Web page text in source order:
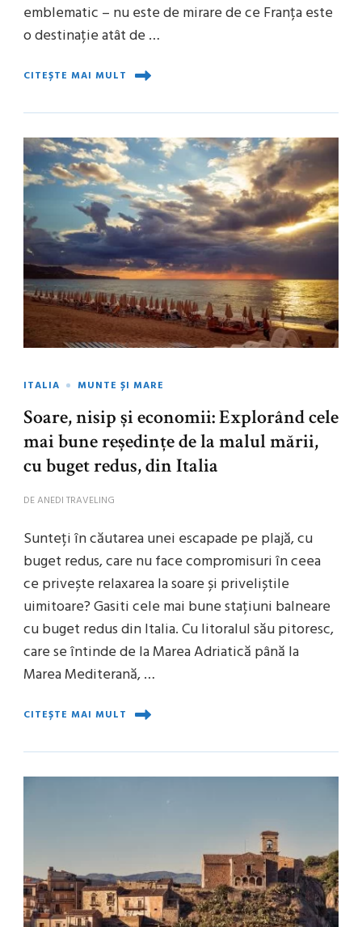
emblematic – nu este de mirare de ce Franța este
o destinație atât de …
CITEȘTE MAI MULT
ITALIA MUNTE ȘI MARE
Soare, nisip și economii: Explorând cele
mai bune reședințe de la malul mării,
cu buget redus, din Italia
DEANEDI TRAVELING
Sunteți în căutarea unei escapade pe plajă, cu
buget redus, care nu face compromisuri în ceea
ce privește relaxarea la soare și priveliștile
uimitoare? Gasiti cele mai bune stațiuni balneare
cu buget redus din Italia. Cu litoralul său pitoresc,
care se întinde de la Marea Adriatică până la
Marea Mediterană, …
CITEȘTE MAI MULT